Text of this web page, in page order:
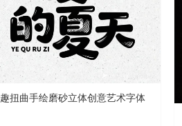
扭曲手绘磨砂立体创意艺术字体